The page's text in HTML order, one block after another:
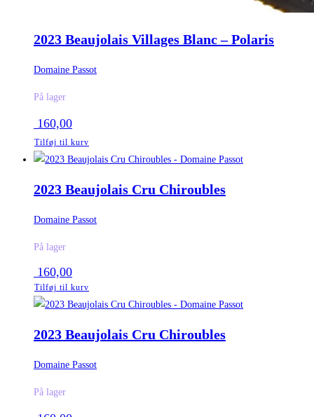
2023 Beaujolais Villages Blanc – Polaris
Domaine Passot
På lager
160,00
Tilføj til kurv
2023 Beaujolais Cru Chiroubles
Domaine Passot
På lager
160,00
Tilføj til kurv
2023 Beaujolais Cru Chiroubles
Domaine Passot
På lager